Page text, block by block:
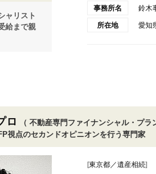
ャリスト
給まで親
事務所名 鈴木
所在地 愛知
ロ
（ 不動産専門ファイナンシャル・プラ
視点のセカンドオピニオンを行う専門家
[東京都／遺産相続]